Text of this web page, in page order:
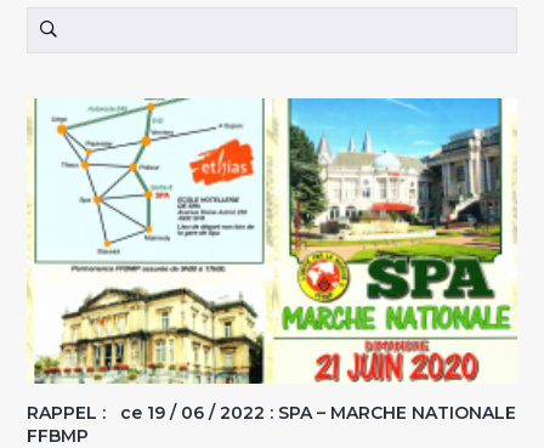
RAPPEL : ce 19 / 06 / 2022 : SPA – MARCHE NATIONALE
FFBMP